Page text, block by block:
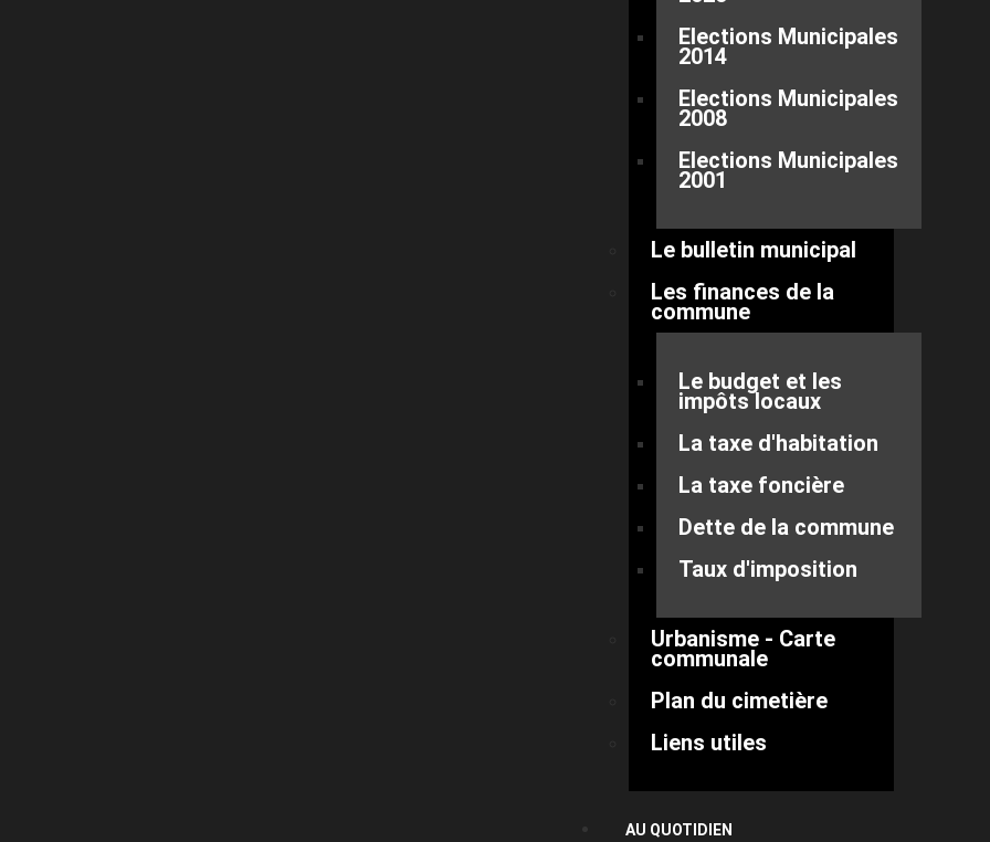
Elections Municipales
2014
Elections Municipales
2008
Elections Municipales
2001
Le bulletin municipal
Les finances de la
commune
Le budget et les
impôts locaux
La taxe d'habitation
La taxe foncière
Dette de la commune
Taux d'imposition
Urbanisme - Carte
communale
Plan du cimetière
Liens utiles
AU QUOTIDIEN